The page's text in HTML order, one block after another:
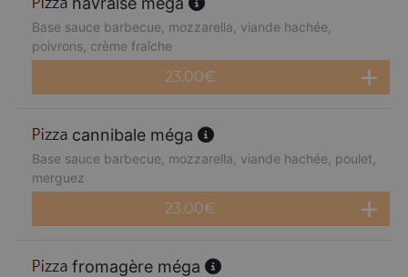
Base sauce barbecue, mozzarella, viande hachée,
poivrons, crème fraîche
23.00€
cannibale méga
Base sauce barbecue, mozzarella, viande hachée, poulet,
merguez
23.00€
fromagère méga